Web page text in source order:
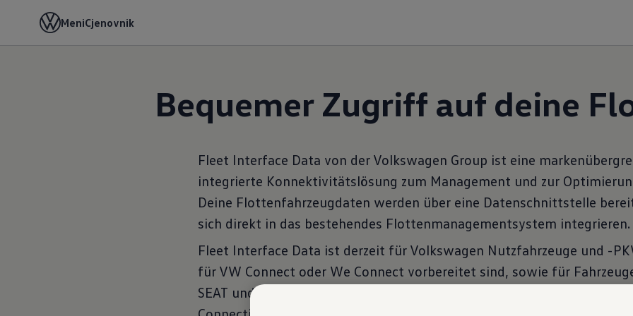
MeniCjenovnik
Početna Digitalni dodaci
Bequemer Zugriff auf deine
Fleet Interface Data von der Volkswagen Group ist eine
integrierte Konnektivitätslösung zum Management und zur
Deine Flottenfahrzeugdaten werden über eine Datenschnittstelle
sich direkt in das bestehendes Flottenmanagementsystem integrieren.
Fleet Interface Data ist derzeit für Volkswagen Nutzfahrzeuge und -
für VW Connect oder We Connect vorbereitet sind, sowie für
SEAT und CUPRA mit der neuesten Generation mobiler Online-Dienste